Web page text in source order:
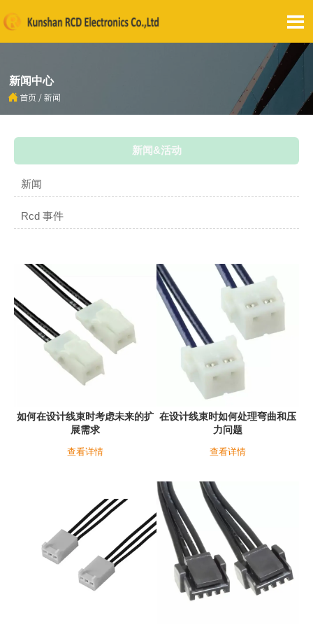

新闻中心
 首页 / 新闻
新闻&活动
新闻
Rcd 事件
如何在设计线束时考虑未来的扩
展需求
查看详情
在设计线束时如何处理弯曲和压
力问题
查看详情